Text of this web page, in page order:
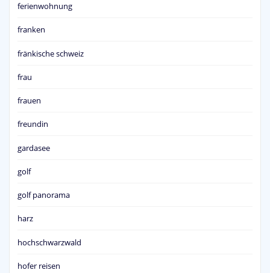
ferienwohnung
franken
fränkische schweiz
frau
frauen
freundin
gardasee
golf
golf panorama
harz
hochschwarzwald
hofer reisen